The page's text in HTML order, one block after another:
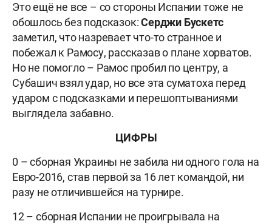
Это ещё не все – со стороны Испании тоже не
обошлось без подсказок:Серджи Бускетс
заметил, что назревает что-то странное и
побежал к Рамосу, рассказав о плане хорватов.
Но не помогло – Рамос пробил по центру, а
Субашич взял удар, но все эта суматоха перед
ударом с подсказками и перешоптываниями
выглядела забавно.
ЦИФРЫ
0 – сборная Украины не забила ни одного гола на
Евро-2016, став первой за 16 лет командой, ни
разу не отличившейся на турнире.
12 – сборная Испании не проигрывала на